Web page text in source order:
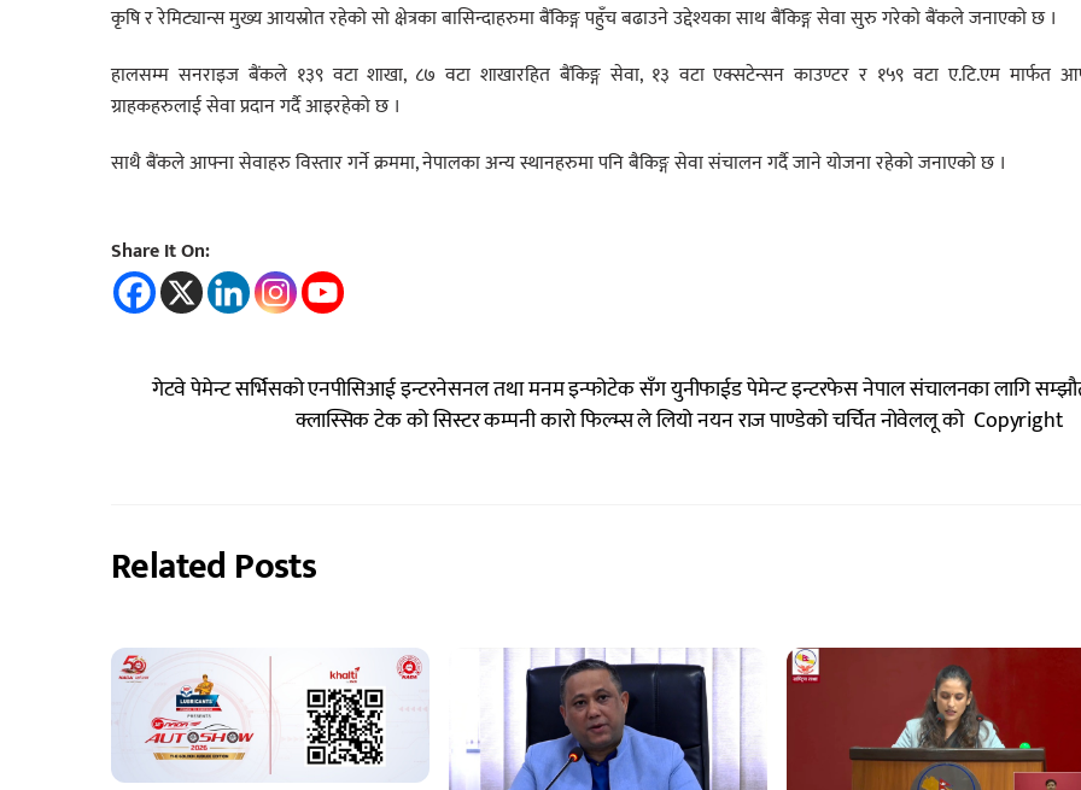
कृषि र रेमिट्यान्स मुख्य आयस्रोत रहेको सो क्षेत्रका बासिन्दाहरुमा बैंकिङ्ग पहुँच बढाउने उद्देश्यका साथ बैंकिङ्ग सेवा सुरु गरेको बैंकले जनाएको छ ।
हालसम्म सनराइज बैंकले १३९ वटा शाखा, ८७ वटा शाखारहित बैंकिङ्ग सेवा, १३ वटा एक्सटेन्सन काउण्टर र १५९ वटा ए.टि.एम मार्फत
ग्राहकहरुलाई सेवा प्रदान गर्दै आइरहेको छ ।
साथै बैंकले आफ्ना सेवाहरु विस्तार गर्ने क्रममा, नेपालका अन्य स्थानहरुमा पनि बैकिङ्ग सेवा संचालन गर्दै जाने योजना रहेको जनाएको छ ।
Share It On:
गेटवे पेमेन्ट सर्भिसको एनपीसिआई इन्टरनेसनल तथा मनम इन्फोटेक सँग युनीफाईड पेमेन्ट इन्टरफेस नेपाल संचालनका लागि
क्लास्सिक टेक को सिस्टर कम्पनी कारो फिल्म्स ले लियो नयन राज पाण्डेको चर्चित नोवेललू को Copyright
Related Posts